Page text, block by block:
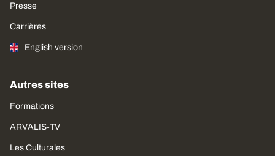
Presse
Carrières
English version
Autres sites
Formations
ARVALIS-TV
Les Culturales